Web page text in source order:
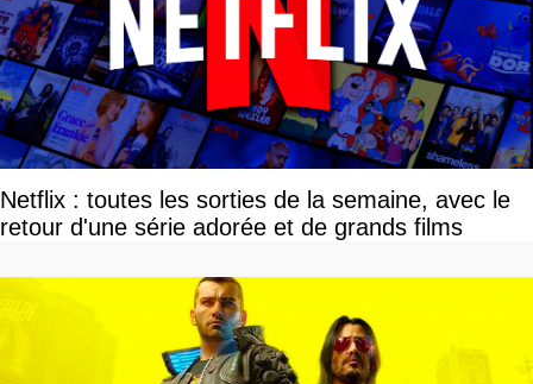
Netflix : toutes les sorties de la semaine, avec le
retour d'une série adorée et de grands films